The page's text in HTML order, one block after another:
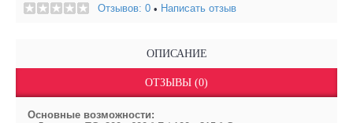
Отзывов: 0 • Написать отзыв
ОПИСАНИЕ
ОТЗЫВЫ (0)
Основные возможности: